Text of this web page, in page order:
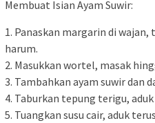
Membuat Isian Ayam Suwir:
1. Panaskan margarin di
harum.
2. Masukkan wortel, masak
3. Tambahkan ayam suwir dan
4. Taburkan tepung terigu,
5. Tuangkan susu cair, aduk